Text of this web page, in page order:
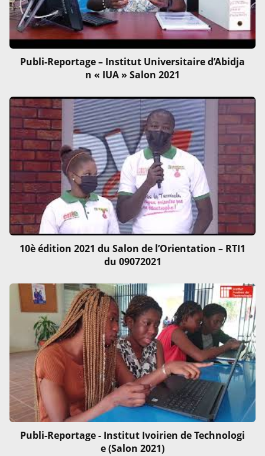
Publi-Reportage – Institut Universitaire d’Abidja
n « IUA » Salon 2021
10è édition 2021 du Salon de l’Orientation – RTI1
du 09072021
Publi-Reportage - Institut Ivoirien de Technologi
e (Salon 2021)